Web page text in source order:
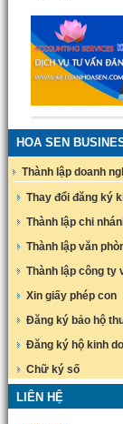
HOA SEN
Thành lập doanh
Thay đổi đăng ký
Thành lập chi
Thành lập văn
Thành lập công ty
Xin giấy phép con
Đăng ký bảo hộ
Đăng ký hộ kinh
Chữ ký số
LIÊN HỆ